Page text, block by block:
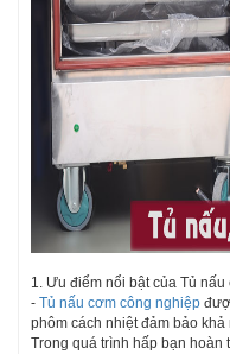
1. Ưu điểm nổi bật của Tủ
- Tủ nấu cơm công nghiệp
phôm cách nhiệt đảm bảo
Trong quá trình hấp bạn hoàn